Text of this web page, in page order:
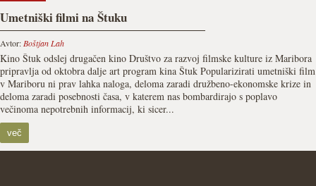
Umetniški filmi na Štuku
Avtor: Boštjan Lah
Kino Štuk odslej drugačen kino Društvo za razvoj filmske kulture iz Maribora
pripravlja od oktobra dalje art program kina Štuk Popularizirati umetniški film
v Mariboru ni prav lahka naloga, deloma zaradi družbeno-ekonomske krize in
deloma zaradi posebnosti časa, v katerem nas bombardirajo s poplavo
večinoma nepotrebnih informacij, ki sicer...
več